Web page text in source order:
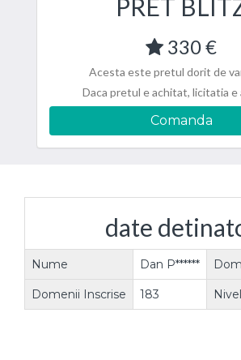
PRET
330 €
Acesta este pretul dorit de
Daca pretul e achitat, licitatia e
Comanda
date
Nume Dan P******
Domenii Inscrise 183 Nivel